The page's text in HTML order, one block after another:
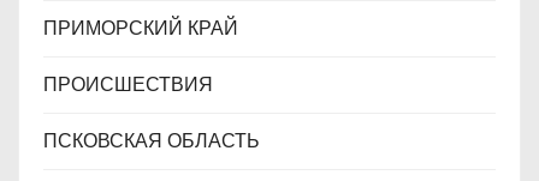
ПРИМОРСКИЙ КРАЙ
ПРОИСШЕСТВИЯ
ПСКОВСКАЯ ОБЛАСТЬ